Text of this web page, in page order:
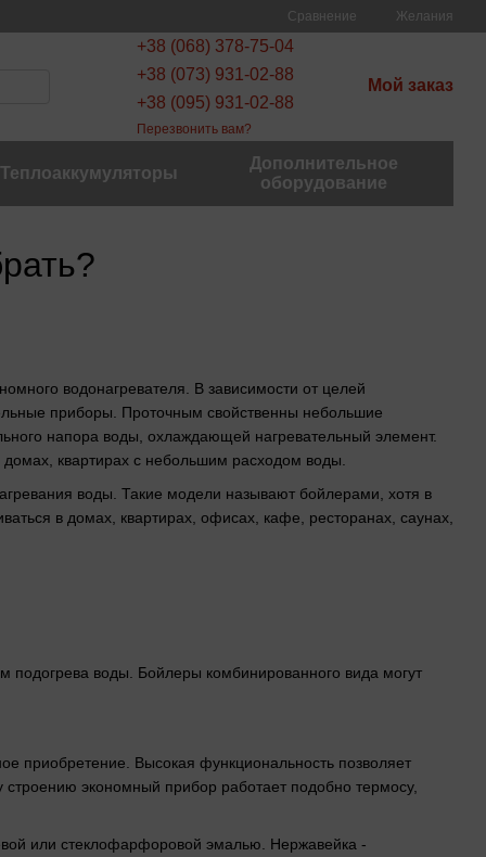
Сравнение Желания
+38 (068) 378-75-04
+38 (073) 931-02-88
+38 (095) 931-02-88
Перезвонить вам?
Мой заказ
Теплоаккумуляторы
Дополнительное
оборудование
водонагревателя. В зависимости от целей
приборы. Проточным свойственны небольшие
напора воды, охлаждающей нагревательный элемент.
квартирах с небольшим расходом воды.
воды. Такие модели называют бойлерами, хотя в
в домах, квартирах, офисах, кафе, ресторанах, саунах,
воды. Бойлеры комбинированного вида могут
приобретение. Высокая функциональность позволяет
экономный прибор работает подобно термосу,
или стеклофарфоровой эмалью. Нержавейка -